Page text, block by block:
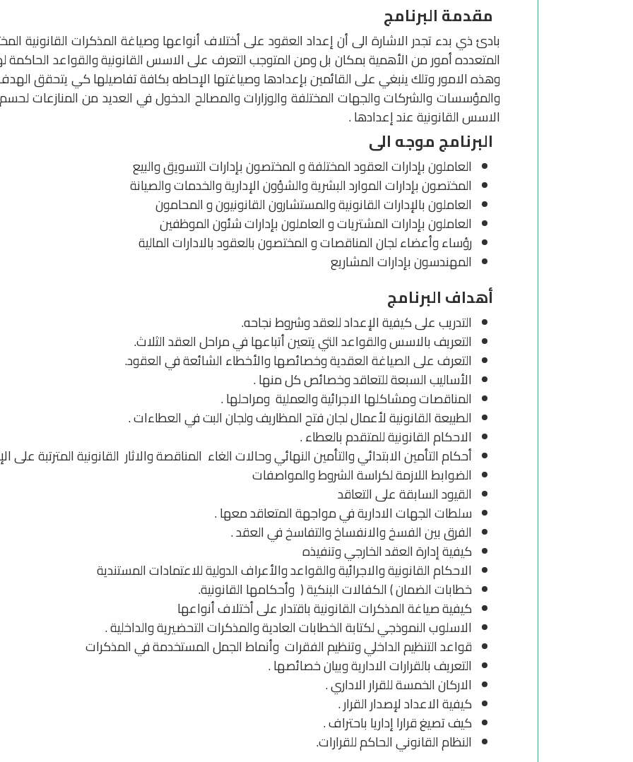
مقدمة البرنامج
بادئ ذي بدء تجدر الاشارة الى أن إعداد العقود على أختلاف أنواعها وصياغة المذكرات القانونية
المتعدده أمور من الأهمية بمكان بل ومن المتوجب التعرف على الاسس القانونية والقواعد
وهذه الامور وتلك ينبغي على القائمين بإعدادها وصياغتها الإحاطه بكافة تفاصيلها كي يتحقق
والمؤسسات والشركات والجهات المختلفة والوزارات والمصالح الدخول في العديد من المنازعات
الاسس القانونية عند إعدادها .
البرنامج موجه الى
العاملون بإدارات العقود المختلفة و المختصون بإدارات التسويق والبيع
المختصون بإدارات الموارد البشرية والشؤون الإدارية والخدمات والصيانة
العاملون بالإدارات القانونية والمستشارون القانونيون و المحامون
العاملون بإدارات المشتريات و العاملون بإدارات شئون الموظفين
رؤساء وأعضاء لجان المناقصات و المختصون بالعقود بالادارات المالية
المهندسون بإدارات المشاريع
أهداف البرنامج
التدريب على كيفية الإعداد للعقد وشروط نجاحه.
التعريف بالاسس والقواعد التي يتعين أتباعها في مراحل العقد الثلاث.
التعرف على الصياغة العقدية وخصائصها والأخطاء الشائعة في العقود.
الأساليب السبعة للتعاقد وخصائص كل منها .
المناقصات ومشاكلها الاجرائية والعملية ومراحلها .
الطبيعة القانونية لأعمال لجان فتح المظاريف ولجان البت في العطاءات .
الاحكام القانونية للمتقدم بالعطاء .
أحكام التأمين الابتدائي والتأمين النهائي وحالات الغاء المناقصة والاثار القانونية المترتبة على
الضوابط اللازمة لكراسة الشروط والمواصفات
القيود السابقة على التعاقد
سلطات الجهات الادارية في مواجهة المتعاقد معها .
الفرق بين الفسخ والانفساخ والتفاسخ في العقد .
كيفية إدارة العقد الخارجي وتنفيذه
الاحكام القانونية والاجرائية والقواعد والأعراف الدولية للاعتمادات المستندية
خطابات الضمان ) الكفالات البنكية ( وأحكامها القانونية.
كيفية صياغة المذكرات القانونية باقتدار على أختلاف أنواعها
الاسلوب النموذجي لكتابة الخطابات العادية والمذكرات التحضيرية والداخلية .
قواعد التنظيم الداخلي وتنظيم الفقرات وأنماط الجمل المستخدمة في المذكرات
التعريف بالقرارات الادارية وبيان خصائصها .
الاركان الخمسة للقرار الاداري .
كيفية الاعداد لإصدار القرار .
كيف تصيغ قرارا إداريا باحتراف .
النظام القانوني الحاكم للقرارات.